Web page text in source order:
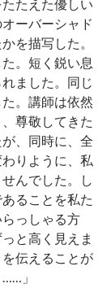
たえた優しい
ーバーシャド
を描写した。
。短く鋭い息
ました。同じ
。講師は依然
尊敬してきた
、同時に、全
りように、私
んでした。し
ることを私た
っしゃる方
と高く見えま
伝えることが
」